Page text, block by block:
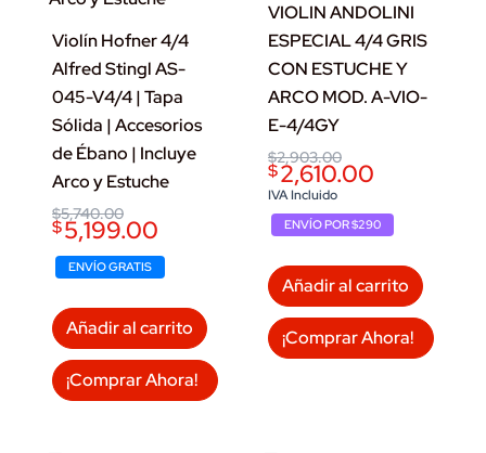
Violín Hofner 4/4
Alfred Stingl AS-
045-V4/4 | Tapa
Sólida | Accesorios
de Ébano | Incluye
Arco y Estuche
$5,740.00
Original
price
$5,740.00.
$5,199.00
Current
price
$5,199.00.
ENVÍO GRATIS
Añadir al carrito
¡Comprar Ahora!
VIOLIN ANDOLINI
ESPECIAL 4/4 GRIS
CON ESTUCHE Y
ARCO MOD. A-VIO-
E-4/4GY
$2,903.00
Original
price
was:
$2,903.00.
$2,610.00
Current
price
is:
$2,610.00.
IVA Incluido
ENVÍO POR $290
Añadir al carrito
¡Comprar Ahora!